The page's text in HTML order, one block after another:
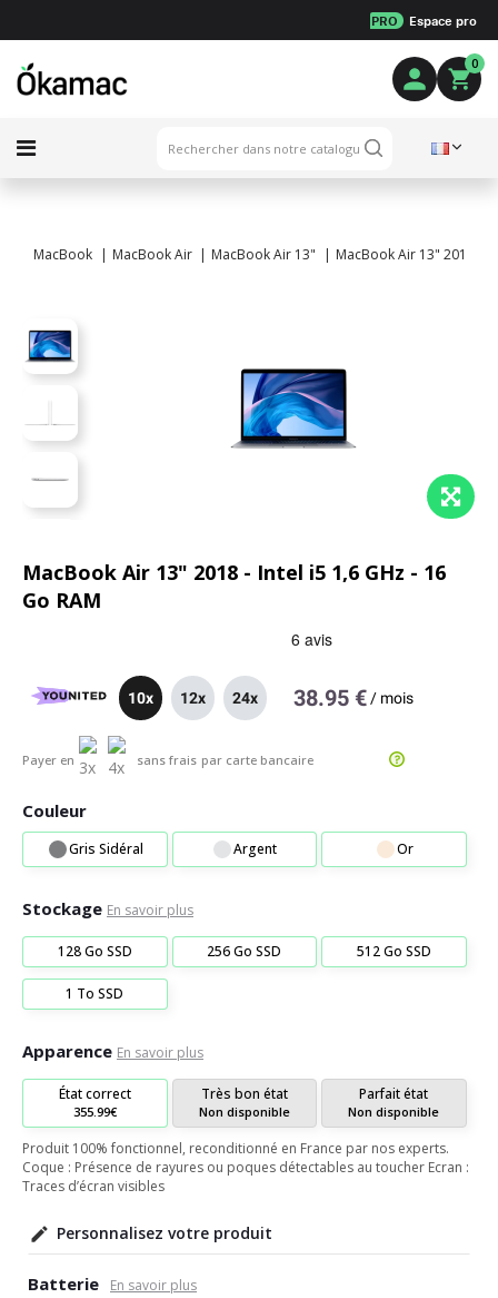
PRO Espace pro
0
MacBook MacBook Air MacBook Air 13" MacBook Air 13" 2018 -
MacBook Air 13" 2018 - Intel i5 1,6 GHz - 16
Go RAM
10x 12x 24x 38.95 € / mois
Payer en sans frais par carte bancaire
Couleur
Gris Sidéral Argent Or
Stockage En savoir plus
128 Go SSD 256 Go SSD 512 Go SSD
1 To SSD
Apparence En savoir plus
État correct
355.99€
Très bon état
Non disponible
Parfait état
Non disponible
Produit 100% fonctionnel, reconditionné en France par nos experts.
Coque : Présence de rayures ou poques détectables au toucher Ecran :
Traces d’écran visibles
Personnalisez votre produit
Batterie